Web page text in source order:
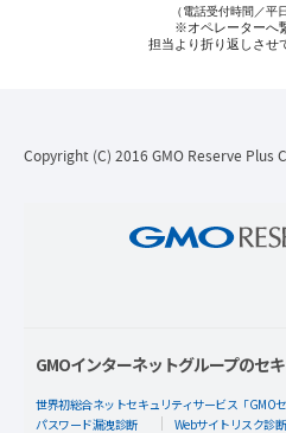
（電話受付時間／平
※オペレーターへ
担当より折り返しさせ
Copyright (C) 2016 GMO Reserve Plus
GMOインターネットグループのセ
世界初総合ネットセキュリティサービス「GMOセ
パスワード漏洩診断
Webサイトリスク診断